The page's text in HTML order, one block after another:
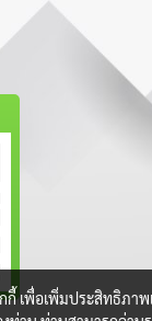
กี้ เพื่อเพิ่มประสิทธิภ